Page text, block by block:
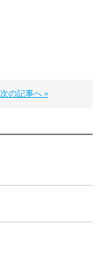
次の記事へ »